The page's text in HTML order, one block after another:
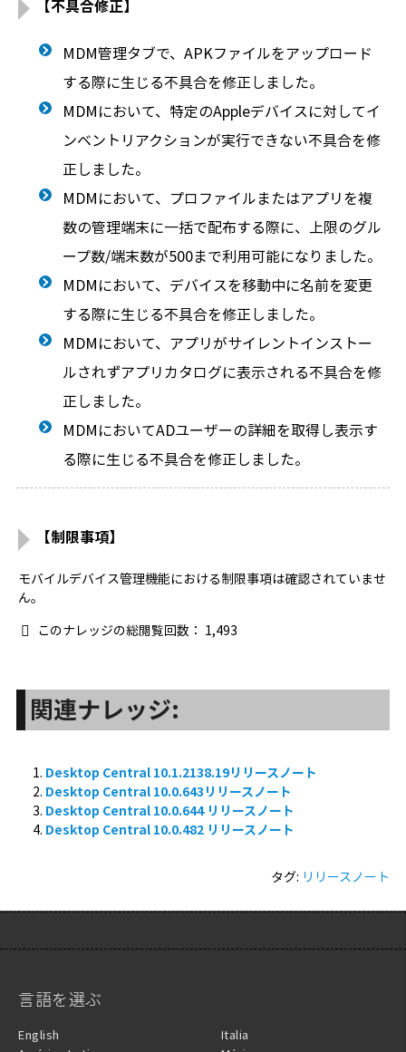
【不具合修正】
MDM管理タブで、APKファイルをアップロード
する際に生じる不具合を修正しました。
MDMにおいて、特定のAppleデバイスに対してイ
ンベントリアクションが実行できない不具合を修
正しました。
MDMにおいて、プロファイルまたはアプリを複
数の管理端末に一括で配布する際に、上限のグル
ープ数/端末数が500まで利用可能になりました。
MDMにおいて、デバイスを移動中に名前を変更
する際に生じる不具合を修正しました。
MDMにおいて、アプリがサイレントインストー
ルされずアプリカタログに表示される不具合を修
正しました。
MDMにおいてADユーザーの詳細を取得し表示す
る際に生じる不具合を修正しました。
【制限事項】
モバイルデバイス管理機能における制限事項は確認されていませ
ん。
このナレッジの総閲覧回数： 1,493
関連ナレッジ:
Desktop Central 10.1.2138.19リリースノート
Desktop Central 10.0.643リリースノート
Desktop Central 10.0.644 リリースノート
Desktop Central 10.0.482 リリースノート
タグ: リリースノート
言語を選ぶ
English
Italia